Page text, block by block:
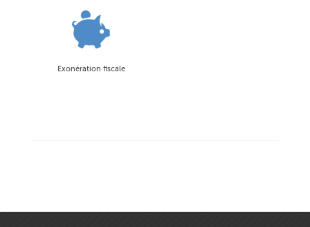
Exonération fiscale